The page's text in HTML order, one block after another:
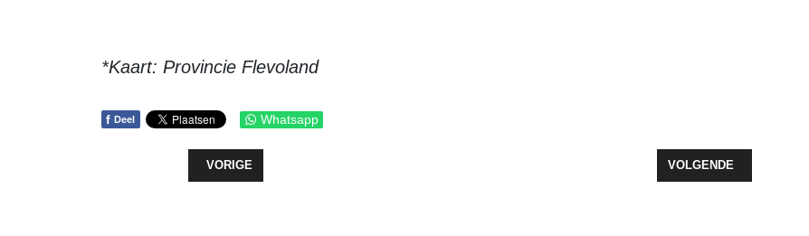
*Kaart: Provincie Flevoland
f Deel Whatsapp
VORIG ARTIKEL: ENERGIELABEL WONING WORDT DUURDER
VORIGE VOLGENDE ARTIKEL:
VOLGENDE